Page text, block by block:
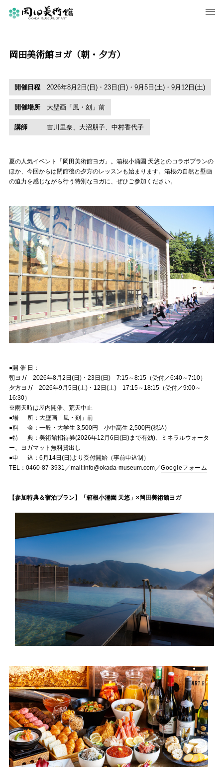
岡田美術館ヨガ（朝・夕方）
開催日程 2026年8月2日(日)・23日(日)・9月5日(土)・9月12日(土)
開催場所 大壁画「風・刻」前
講師 吉川里奈、大沼朋子、中村香代子
夏の人気イベント「岡田美術館ヨガ」。箱根小涌園 天悠とのコラボプランの
ほか、今回からは閉館後の夕方のレッスンも始まります。箱根の自然と壁画
の迫力を感じながら行う特別なヨガに、ぜひご参加ください。
●開 催 日：
朝ヨガ 2026年8月2日(日)・23日(日) 7:15～8:15（受付／6:40～7:10）
夕方ヨガ 2026年9月5日(土)・12日(土) 17:15～18:15（受付／9:00～
16:30）
※雨天時は屋内開催、荒天中止
●場 所：大壁画「風・刻」前
●料 金：一般・大学生 3,500円 小中高生 2,500円(税込)
●特 典：美術館招待券(2026年12月6日(日)まで有効)、ミネラルウォータ
ー、ヨガマット無料貸出し
●申 込：6月14日(日)より受付開始（事前申込制）
TEL：0460-87-3931／mail:info@okada-museum.com／Googleフォーム
【参加特典＆宿泊プラン】「箱根小涌園 天悠」×岡田美術館ヨガ